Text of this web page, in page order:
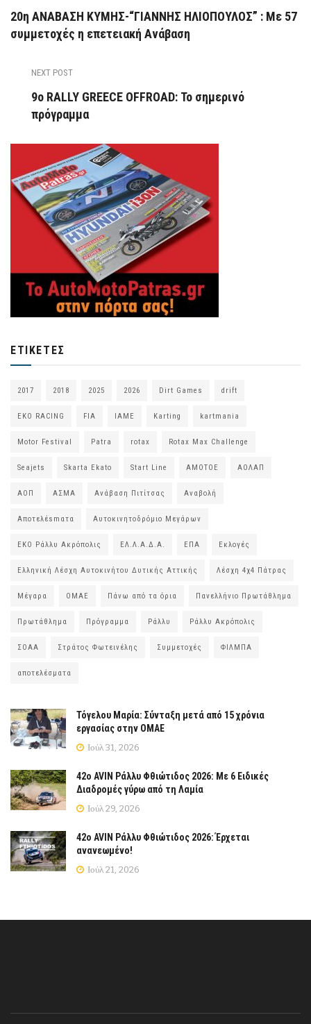
20η ΑΝΑΒΑΣΗ ΚΥΜΗΣ-“ΓΙΑΝΝΗΣ ΗΛΙΟΠΟΥΛΟΣ” : Με 57
συμμετοχές η επετειακή Ανάβαση
NEXT POST
9ο RALLY GREECE OFFROAD: Το σημερινό
πρόγραμμα
ΕΤΙΚΈΤΕΣ
2017 2018 2025 2026 Dirt Games drift
EKO RACING FIA IAME Karting kartmania
Motor Festival Patra rotax Rotax Max Challenge
Seajets Skarta Ekato Start Line ΑΜΟΤΟΕ ΑΟΛΑΠ
ΑΟΠ ΑΣΜΑ Ανάβαση Πιτίτσας Αναβολή
Αποτελέsmατα Αυτοκινητοδρόμιο Μεγάρων
ΕΚΟ Ράλλυ Ακρόπολις ΕΛ.Λ.Α.Δ.Α. ΕΠΑ Εκλογές
Ελληνική Λέσχη Αυτοκινήτου Δυτικής Αττικής Λέσχη 4χ4 Πάτρας
Μέγαρα ΟΜΑΕ Πάνω από τα όρια Πανελλήνιο Πρωτάθλημα
Πρωτάθλημα Πρόγραμμα Ράλλυ Ράλλυ Ακρόπολις
ΣΟΑΑ Στράτος Φωτεινέλης Συμμετοχές ΦΙΛΜΠΑ
αποτελέσματα
Τόγελου Μαρία: Σύνταξη μετά από 15 χρόνια
εργασίας στην ΟΜΑΕ
Ιούλ 31, 2026
42ο AVIN Ράλλυ Φθιώτιδος 2026: Με 6 Ειδικές
Διαδρομές γύρω από τη Λαμία
Ιούλ 29, 2026
42ο AVIN Ράλλυ Φθιώτιδος 2026: Έρχεται
ανανεωμένο!
Ιούλ 21, 2026